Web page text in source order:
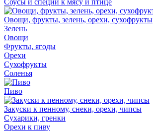
Соусы и специи к мясу и птице
Овощи, фрукты, зелень, орехи, сухофрукты
Зелень
Овощи
Фрукты, ягоды
Орехи
Сухофрукты
Соленья
Пиво
Закуски к пенному, снеки, орехи, чипсы
Сухарики, гренки
Орехи к пиву